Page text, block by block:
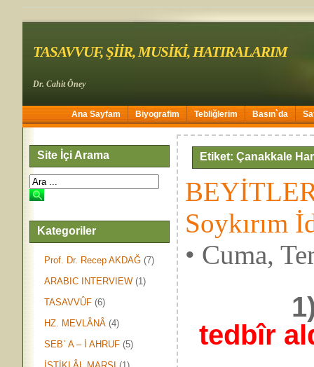
TASAVVUF, ŞİİR, MUSİKİ, HATIRALARIM
Dr. Cahit Öney
Ana Sayfam Biyografim Tebliğlerim Basın`da
Site İçi Arama
Kategoriler
Prof. Dr. Recep AKDAĞ (7)
ARABIC INTERVIEW (1)
TASAVVÛF (6)
HZ. MEVLÂNÂ (4)
SEB` A – İ AHRUF (5)
Etiket: Çanakkale
Soykırım
• Cuma,
tedbîr